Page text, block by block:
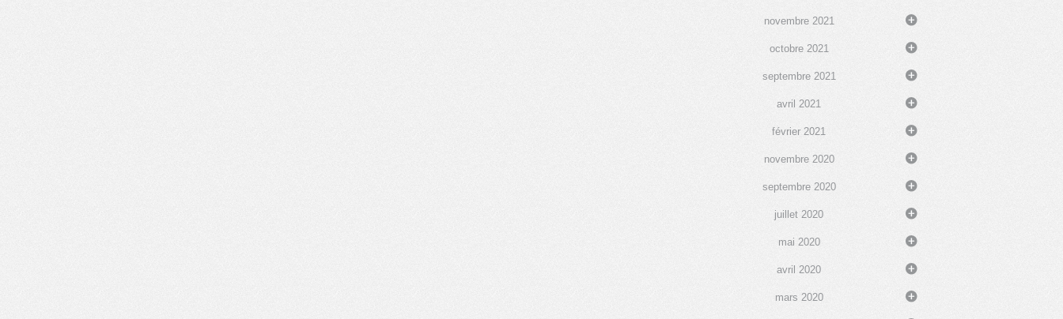
novembre 2021
octobre 2021
septembre 2021
avril 2021
février 2021
novembre 2020
septembre 2020
juillet 2020
mai 2020
avril 2020
mars 2020